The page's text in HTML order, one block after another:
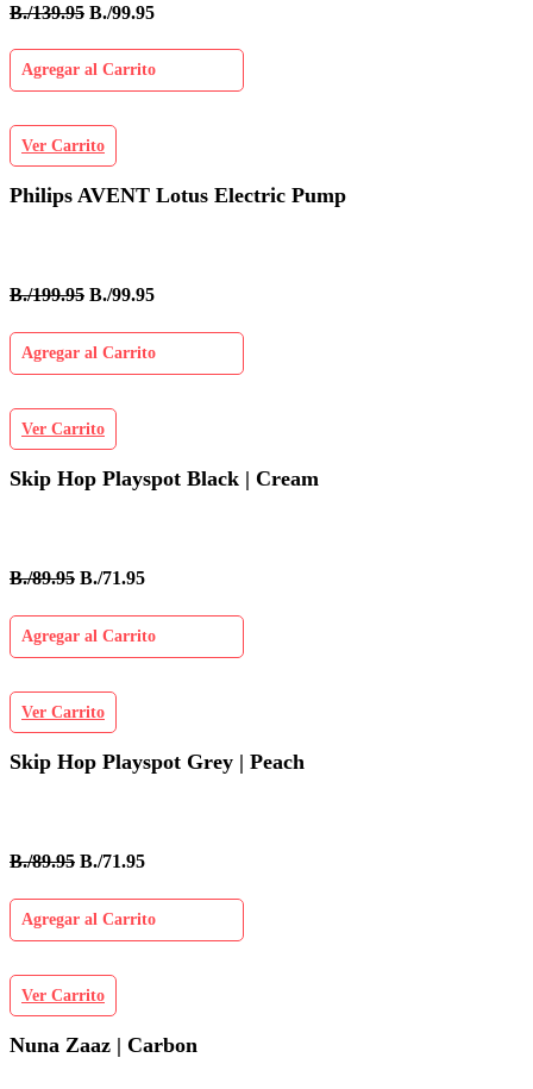
B./139.95 B./99.95
Agregar al Carrito
Ver Carrito
Philips AVENT Lotus Electric Pump
B./199.95 B./99.95
Agregar al Carrito
Ver Carrito
Skip Hop Playspot Black | Cream
B./89.95 B./71.95
Agregar al Carrito
Ver Carrito
Skip Hop Playspot Grey | Peach
B./89.95 B./71.95
Agregar al Carrito
Ver Carrito
Nuna Zaaz | Carbon